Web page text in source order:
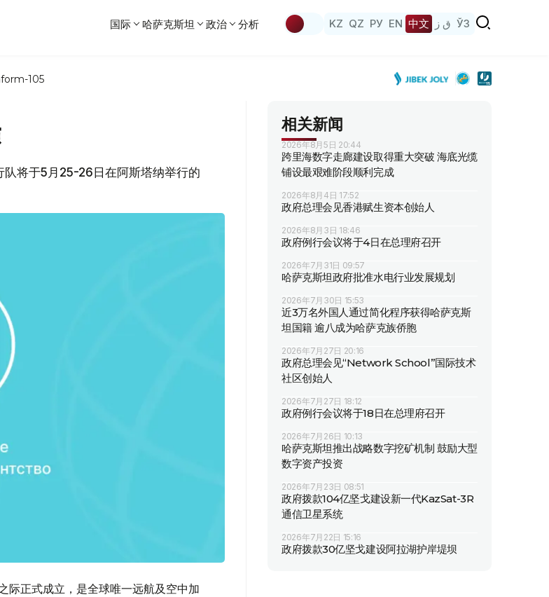
国际 哈萨克斯坦 政治 分析 KZ QZ РУ EN 中文 ق ز ЎЗ
105
将于5月25-26日在阿斯塔纳举行的
际正式成立，是全球唯一远航及空中加
相关新闻
2026年8月5日 20:44
跨里海数字走廊建设取得重大突破 海底光缆
铺设最艰难阶段顺利完成
2026年8月4日 17:52
政府总理会见香港赋生资本创始人
2026年8月3日 18:46
政府例行会议将于4日在总理府召开
2026年7月31日 09:57
哈萨克斯坦政府批准水电行业发展规划
2026年7月30日 15:53
近3万名外国人通过简化程序获得哈萨克斯
坦国籍 逾八成为哈萨克族侨胞
2026年7月27日 20:16
政府总理会见“Network School”国际技术
社区创始人
2026年7月27日 18:12
政府例行会议将于18日在总理府召开
2026年7月26日 10:13
哈萨克斯坦推出战略数字挖矿机制 鼓励大型
数字资产投资
2026年7月23日 08:51
政府拨款104亿坚戈建设新一代KazSat-3R
通信卫星系统
2026年7月22日 15:16
政府拨款30亿坚戈建设阿拉湖护岸堤坝